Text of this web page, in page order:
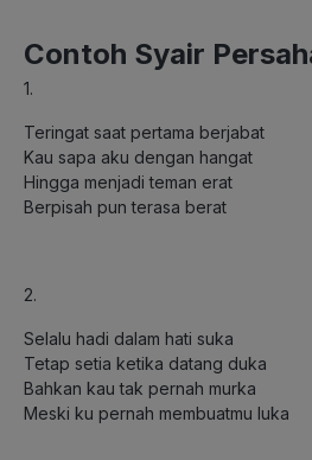
Contoh Syair
1.
Teringat saat pertama berjabat
Kau sapa aku dengan hangat
Hingga menjadi teman erat
Berpisah pun terasa berat
2.
Selalu hadi dalam hati suka
Tetap setia ketika datang duka
Bahkan kau tak pernah murka
Meski ku pernah membuatmu luka